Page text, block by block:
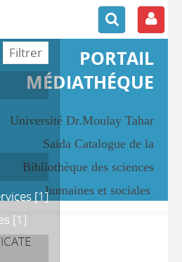
PORTAIL
MÉDIATHÉQUE
Université Dr.Moulay Tahar
Saida Catalogue de la
Bibliothèque des sciences
humaines et sociales
[1]
[1]